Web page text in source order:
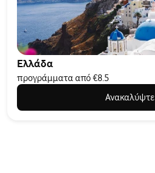
Ελλάδα
προγράμματα από €8.5
Ανακαλύψτε